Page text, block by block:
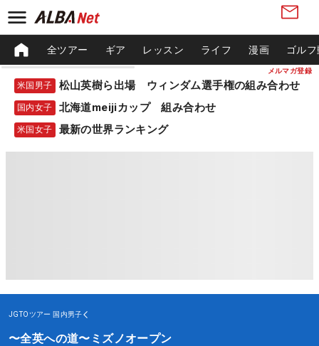
メルマガ登録
全ツアー ギア レッスン ライフ 漫画 ゴル
米国男子 松山英樹ら出場 ウィンダム選手権の組み合わせ
国内女子 北海道meijiカップ 組み合わせ
米国女子 最新の世界ランキング
JGTOツアー 国内男子
〜全英への道〜ミズノオープン